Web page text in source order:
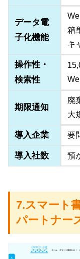
データ電
子化機能
箱
キ
操作性・
検索性
期限通知
廃
大
導入企業 要
導入社数 預
7.スマート
パートナー